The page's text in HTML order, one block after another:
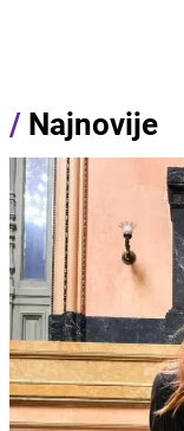
/ Najnovije